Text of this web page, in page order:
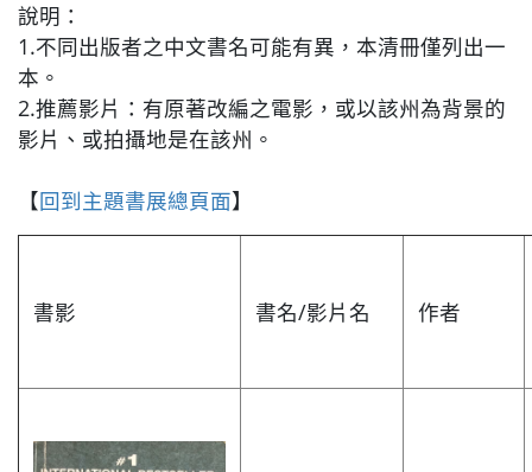
說明：
1.不同出版者之中文書名可能有異，本清冊僅列出一
本。
2.推薦影片：有原著改編之電影，或以該州為背景的
影片、或拍攝地是在該州。
【回到主題書展總頁面】
書影 書名/影片名 作者